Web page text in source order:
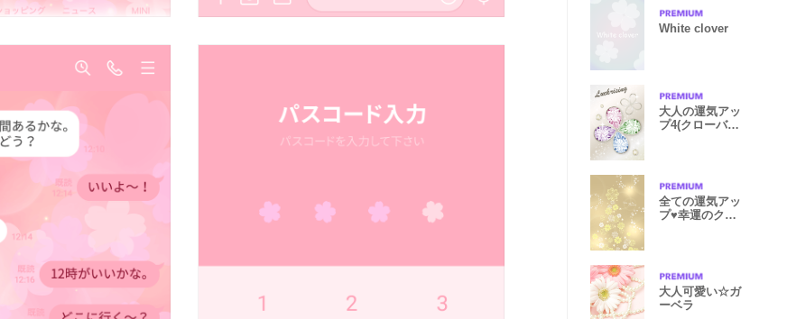
White clover
大人の運気アッ
プ4(クローバ
全ての運気アッ
プ♥幸運のクロ
大人可愛い☆ガ
ーベラ